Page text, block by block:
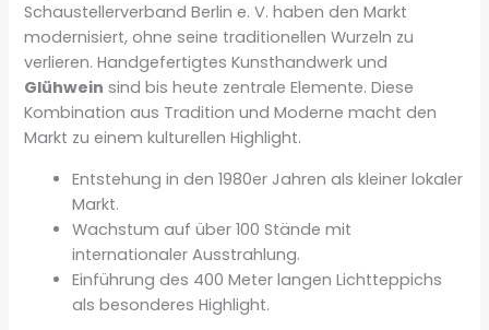
Schaustellerverband Berlin e. V. haben den Markt
modernisiert, ohne seine traditionellen Wurzeln zu
verlieren. Handgefertigtes Kunsthandwerk und
Glühwein sind bis heute zentrale Elemente. Diese
Kombination aus Tradition und Moderne macht den
Markt zu einem kulturellen Highlight.
Entstehung in den 1980er Jahren als kleiner lokaler
Markt.
Wachstum auf über 100 Stände mit
internationaler Ausstrahlung.
Einführung des 400 Meter langen Lichtteppichs
als besonderes Highlight.